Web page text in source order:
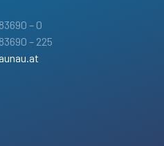
– 0
– 225